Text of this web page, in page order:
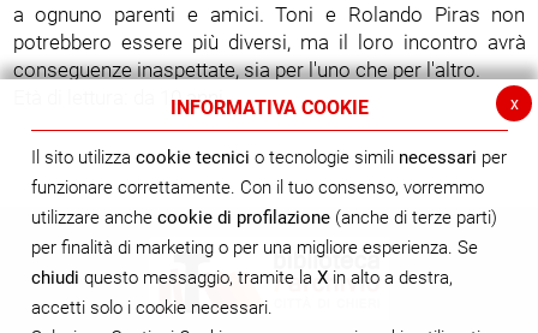
a ognuno parenti e amici. Toni e Rolando Piras non
potrebbero essere più diversi, ma il loro incontro avrà
conseguenze inaspettate, sia per l'uno che per l'altro.
Età di lettura: da 10 anni.
x
INFORMATIVA COOKIE
Il sito utilizza cookie tecnici o tecnologie simili necessari per
funzionare correttamente. Con il tuo consenso, vorremmo
utilizzare anche cookie di profilazione(anche di terze parti)
per finalità di marketing o per una migliore esperienza. Se
chiudi questo messaggio, tramite la Xin alto a destra,
accetti solo i cookie necessari.